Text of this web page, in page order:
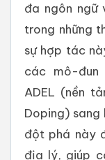
đa ngôn ngữ
trong những
sự hợp tác
các mô-
ADEL (nền
Doping) sang
đột phá này
địa lý, giúp